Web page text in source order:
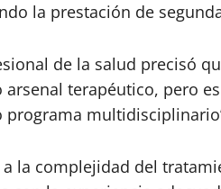
la prestación de
de la salud precisó
arsenal terapéutico, pero
programa
la complejidad del